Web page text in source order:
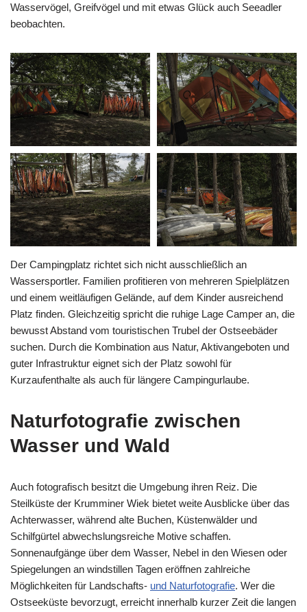
Wasservögel, Greifvögel und mit etwas Glück auch Seeadler
beobachten.
Der Campingplatz richtet sich nicht ausschließlich an
Wassersportler. Familien profitieren von mehreren Spielplätzen
und einem weitläufigen Gelände, auf dem Kinder ausreichend
Platz finden. Gleichzeitig spricht die ruhige Lage Camper an, die
bewusst Abstand vom touristischen Trubel der Ostseebäder
suchen. Durch die Kombination aus Natur, Aktivangeboten und
guter Infrastruktur eignet sich der Platz sowohl für
Kurzaufenthalte als auch für längere Campingurlaube.
Naturfotografie zwischen
Wasser und Wald
Auch fotografisch besitzt die Umgebung ihren Reiz. Die
Steilküste der Krumminer Wiek bietet weite Ausblicke über das
Achterwasser, während alte Buchen, Küstenwälder und
Schilfgürtel abwechslungsreiche Motive schaffen.
Sonnenaufgänge über dem Wasser, Nebel in den Wiesen oder
Spiegelungen an windstillen Tagen eröffnen zahlreiche
Möglichkeiten für Landschafts- und Naturfotografie. Wer die
Ostseeküste bevorzugt, erreicht innerhalb kurzer Zeit die langen